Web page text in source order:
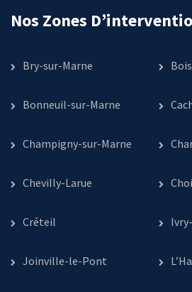
Nos Zones
Bry-sur-Marne
Bonneuil-sur-Marne
Champigny-sur-Marne
Chevilly-Larue
Créteil
Joinville-le-Pont